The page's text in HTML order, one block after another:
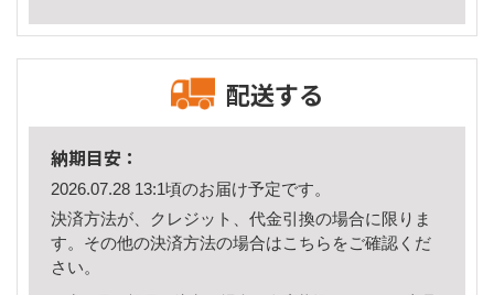
配送する
納期目安：
2026.07.28 13:1頃のお届け予定です。
決済方法が、クレジット、代金引換の場合に限りま
す。その他の決済方法の場合はこちら をご確認くだ
さい。